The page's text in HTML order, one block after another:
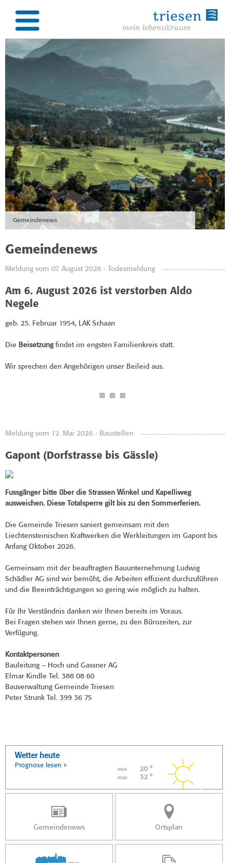
Gemeindenews
Gemeindenews
Meldung vom 07. August 2026 - Todesmeldung
Am 6. August 2026 ist verstorben Aldo
Negele
geb. 25. Februar 1954, LAK Schaan
Die Beisetzungfindet im engsten Familienkreis statt.
Wir sprechen den Angehörigen unser Beileid aus.
Meldung vom 12. Mai 2026 - Baustellen
Gapont (Dorfstrasse bis Gässle)
Fussgänger bitte über die Strassen Winkel und Kapelliweg
ausweichen. Diese Totalsperre gilt bis zu den Sommerferien.
Die Gemeinde Triesen saniert gemeinsam mit den
Liechtensteinischen Kraftwerken die Werkleitungen im Gapont bis
Anfang Oktober 2026.
Gemeinsam mit der beauftragten Bauunternehmung Ludwig
Schädler AG sind wir bemüht, die Arbeiten effizient durchzuführen
und die Beeinträchtigungen so gering wie möglich zu halten.
Für Ihr Verständnis danken wir Ihnen bereits im Voraus.
Bei Fragen stehen wir Ihnen gerne, zu den Bürozeiten, zur
Verfügung.
Kontaktpersonen
Bauleitung – Hoch und Gassner AG
Elmar Kindle Tel. 388 08 60
Bauverwaltung Gemeinde Triesen
Peter Strunk Tel. 399 36 75
Wetter heute
Prognose lesen »
min 20 °
max 32 °
Gemeindenews Ortsplan